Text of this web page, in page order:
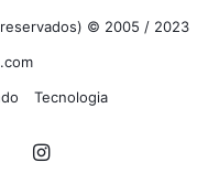
reservados) © 2005 / 2023
Tecnologia
Instagram